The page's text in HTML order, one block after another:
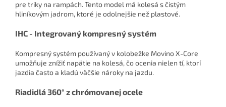
pre triky na rampách. Tento model má kolesá s čistým
hliníkovým jadrom, ktoré je odolnejšie než plastové.
IHC - Integrovaný kompresný systém
Kompresný systém používaný v kolobežke Movino X-Core
umožňuje znížiť napätie na kolesá, čo ocenia nielen tí, ktorí
jazdia často a kladú väčšie nároky na jazdu.
Riadidlá 360° z chrómovanej ocele